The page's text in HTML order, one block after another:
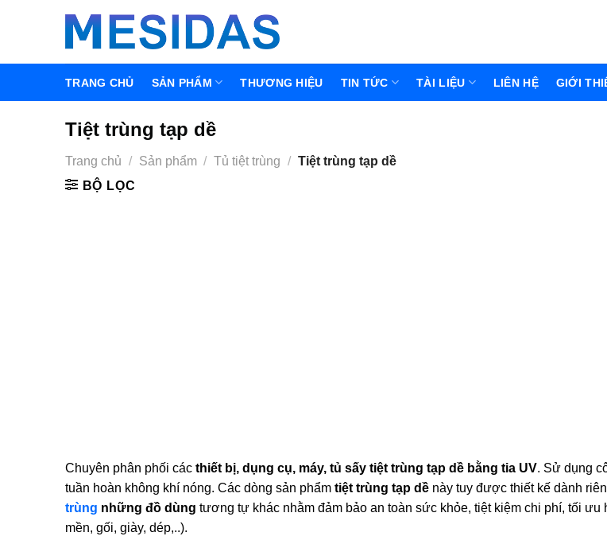
TRANG CHỦ SẢN PHẨM THƯƠNG HIỆU TIN TỨC TÀI LIỆU LIÊN HỆ GIỚI
Tiệt trùng tạp dề
Trang chủ / Sản phẩm / Tủ tiệt trùng / Tiệt trùng tạp dề
BỘ LỌC
Chuyên phân phối các thiết bị, dụng cụ, máy, tủ sấy tiệt trùng tạp dề bằng tia UV. Sử dụng
tuần hoàn không khí nóng. Các dòng sản phẩm tiệt trùng tạp dề này tuy được thiết kế dành
trùng những đồ dùng tương tự khác nhằm đảm bảo an toàn sức khỏe, tiệt kiệm chi phí, tối
mền, gối, giày, dép,..).